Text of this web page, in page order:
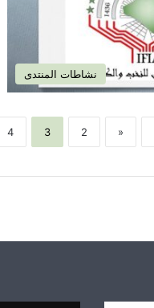
نشاطات المنتدى
«
2
3
4